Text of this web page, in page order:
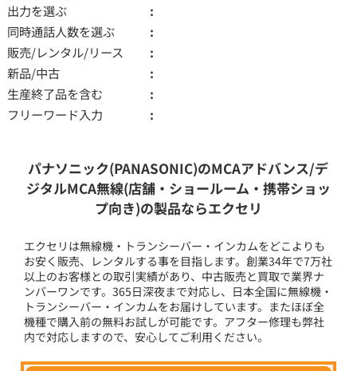
出力を選ぶ
同時通話人数を選ぶ
販売/レンタル/リース
新品/中古
生産終了品を含む
フリーワード入力
パナソニック(PANASONIC)のMCAアドバンス/デ
ジタルMCA無線(店舗・ショールーム・携帯ショッ
プ向き)の製品ならエクセリ
エクセリは無線機・トランシーバー・インカムをどこよりも
お安く販売、レンタルする事を目指します。創業34年で7万社
以上のお客様との取引実績があり、中古販売と買取で業界ナ
ンバーワンです。365日深夜まで対応し、日本全国に無線機・
トランシーバー・インカムをお届けしています。またほぼ全
機種で購入前の無料お試しが可能です。アフター修理も弊社
内で対応しますので、安心してご利用ください。